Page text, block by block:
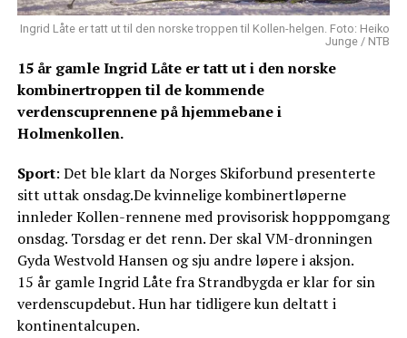
Ingrid Låte er tatt ut til den norske troppen til Kollen-helgen. Foto: Heiko
Junge / NTB
15 år gamle Ingrid Låte er tatt ut i den norske
kombinertroppen til de kommende
verdenscuprennene på hjemmebane i
Holmenkollen.
Sport: Det ble klart da Norges Skiforbund presenterte
sitt uttak onsdag.De kvinnelige kombinertløperne
innleder Kollen-rennene med provisorisk hopppomgang
onsdag. Torsdag er det renn. Der skal VM-dronningen
Gyda Westvold Hansen og sju andre løpere i aksjon.
15 år gamle Ingrid Låte fra Strandbygda er klar for sin
verdenscupdebut. Hun har tidligere kun deltatt i
kontinentalcupen.